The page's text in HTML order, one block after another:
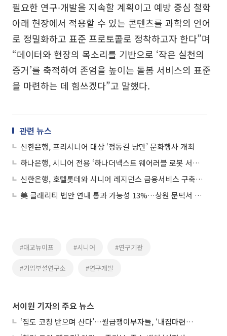
필요한 연구∙개발을 지속할 계획이고 예방 중심 철학
아래 현장에서 적용할 수 있는 콘텐츠를 과학의 언어
로 정밀화하고 표준 프로토콜로 정착하고자 한다”며
“데이터와 현장의 목소리를 기반으로 ‘작은 실천의
증거’를 축적하여 존엄을 높이는 돌봄 서비스의 표준
을 마련하는 데 힘쓰겠다”고 말했다.
관련 뉴스
신한은행, 프리시니어 대상 ‘정동길 낭만’ 문화행사 개최
하나은행, 시니어 전용 ‘하나더넥스트 웨어러블 로봇 서비스’ 선봬
신한은행, 호텔롯데와 시니어 레지던스 금융서비스 구축에 맞손
美 클래리티 법안 연내 통과 가능성 13%…상원 문턱서 제동
#대교뉴이프 #시니어 #연구기관
#기업부설연구소 #연구개발
서이원 기자의 주요 뉴스
‘집도 코칭 받으며 산다’…월급쟁이부자들, ‘내집마련’ 신청 증가세